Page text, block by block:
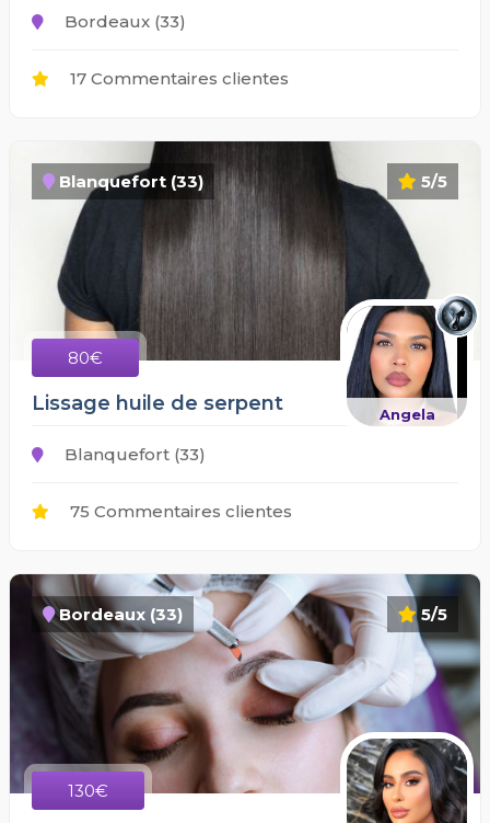
Bordeaux (33)
17 Commentaires clientes
5/5
Blanquefort (33)
80€
Angela
Lissage huile de serpent
Blanquefort (33)
75 Commentaires clientes
5/5
Bordeaux (33)
130€